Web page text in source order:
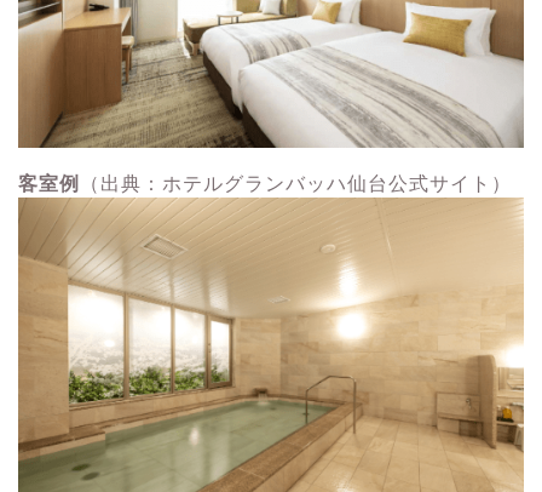
客室例 （出典：ホテルグランバッハ仙台公式サイト）